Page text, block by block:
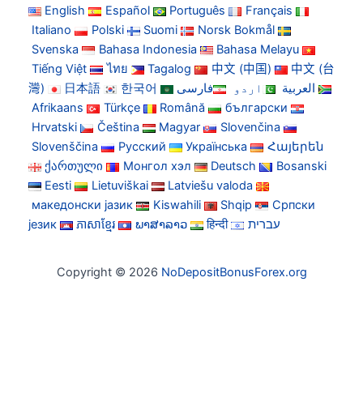
English Español Português
Français
Italiano
Polski Suomi
Norsk Bokmål
Svenska
Bahasa Indonesia
Bahasa Melayu
Tiếng Việt
ไทย Tagalog 中文 (中国)
中文 (台
灣)
日本語 한국어 العربية اردو
فارسی
Afrikaans
Türkçe Română
български
Hrvatski
Čeština Magyar
Slovenčina
Slovenščina
Русский Українська
Հայերեն
ქართული
Монгол хэл Deutsch
Bosanski
Eesti
Lietuviškai
Latviešu valoda
македонски јазик
Kiswahili Shqip
Српски
језик
ភាសាខ្មែរ ພາສາລາວ हिन्दी עברית
Copyright © 2026 NoDepositBonusForex.org